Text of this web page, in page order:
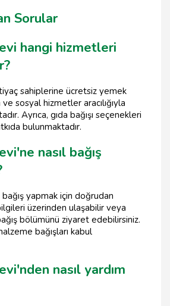
Sorular
hangi hizmetleri
sahiplerine ücretsiz yemek
sosyal hizmetler aracılığıyla
Ayrıca, gıda bağışı seçenekleri
bulunmaktadır.
nasıl bağış
yapmak için doğrudan
üzerinden ulaşabilir veya
bölümünü ziyaret edebilirsiniz.
bağışları kabul
nasıl yardım